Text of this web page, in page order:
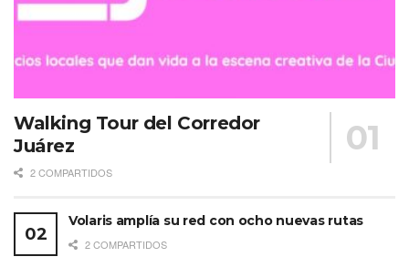
Walking Tour del Corredor
Juárez
2 COMPARTIDOS
Volaris amplía su red con ocho nuevas rutas
2 COMPARTIDOS